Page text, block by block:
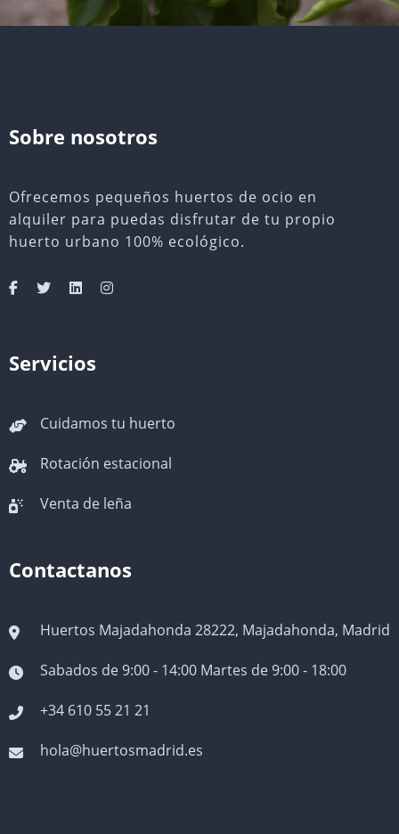
Sobre nosotros
Ofrecemos pequeños huertos de ocio en
alquiler para puedas disfrutar de tu propio
huerto urbano 100% ecológico.
Servicios
Cuidamos tu huerto
Rotación estacional
Venta de leña
Contactanos
Huertos Majadahonda 28222, Majadahonda, Madrid
Sabados de 9:00 - 14:00 Martes de 9:00 - 18:00
+34 610 55 21 21
hola@huertosmadrid.es